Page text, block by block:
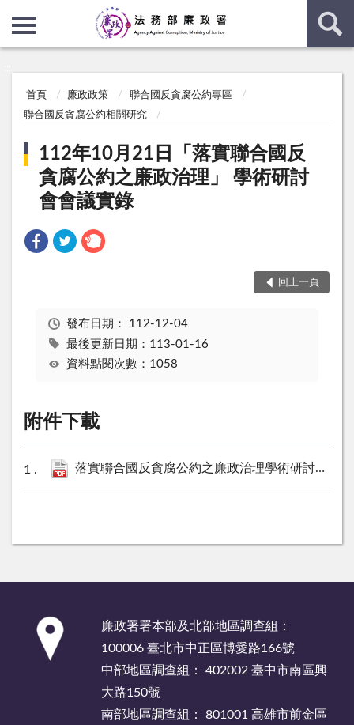
首頁 廉政政策
聯合國反貪腐公約專區
聯合國反貪腐公約相關研究
112年10月21日「落實聯合國反
貪腐公約之廉政治理」 學術研討
會會議實錄
回上一頁
發布日期： 112-12-04
最後更新日期：113-01-16
資料點閱次數：1058
附件下載
落實聯合國反貪腐公約之廉政治理學術研討會會議實錄.pdf
廉政署署本部及北部地區調查組：
100006 臺北市中正區博愛路166號
中部地區調查組： 402002 臺中市南區興
大路150號
南部地區調查組： 801001 高雄市前金區